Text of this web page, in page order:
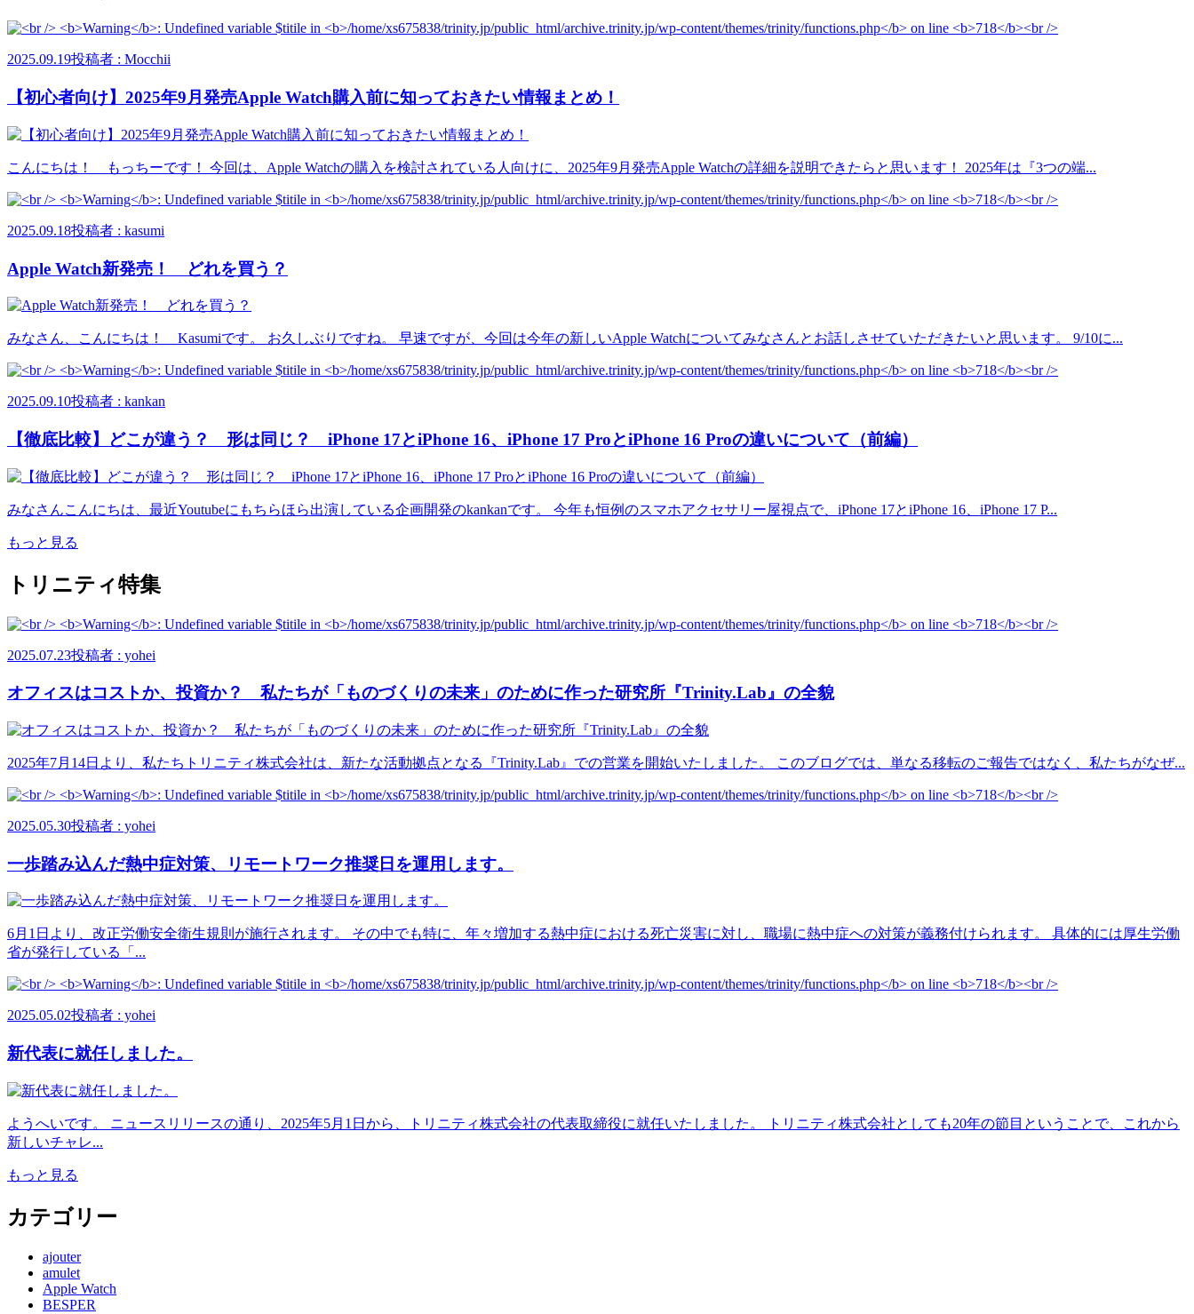
2025.09.19投稿者 : Mocchii
【初心者向け】2025年9月発売Apple Watch購入前に知っておきたい情報まとめ！
こんにちは！ もっちーです！ 今回は、Apple Watchの購入を検討されている人向けに、2025年9月発売Apple Watchの詳細を説明できたらと思います！ 2025年は『3つの端...
2025.09.18投稿者 : kasumi
Apple Watch新発売！ どれを買う？
みなさん、こんにちは！ Kasumiです。 お久しぶりですね。 早速ですが、今回は今年の新しいApple Watchについてみなさんとお話しさせていただきたいと思います。 9/10に...
2025.09.10投稿者 : kankan
【徹底比較】どこが違う？ 形は同じ？ iPhone 17とiPhone 16、iPhone 17 ProとiPhone 16 Proの違いについて（前編）
みなさんこんにちは、最近Youtubeにもちらほら出演している企画開発のkankanです。 今年も恒例のスマホアクセサリー屋視点で、iPhone 17とiPhone 16、iPhone 17 P...
もっと見る
トリニティ特集
2025.07.23投稿者 : yohei
オフィスはコストか、投資か？ 私たちが「ものづくりの未来」のために作った研究所『Trinity.Lab』の全貌
2025年7月14日より、私たちトリニティ株式会社は、新たな活動拠点となる『Trinity.Lab』での営業を開始いたしました。 このブログでは、単なる移転のご報告ではなく、私たちがなぜ...
2025.05.30投稿者 : yohei
一歩踏み込んだ熱中症対策、リモートワーク推奨日を運用します。
6月1日より、改正労働安全衛生規則が施行されます。 その中でも特に、年々増加する熱中症における死亡災害に対し、職場に熱中症への対策が義務付けられます。 具体的には厚生労働
省が発行している「...
2025.05.02投稿者 : yohei
新代表に就任しました。
ようへいです。 ニュースリリースの通り、2025年5月1日から、トリニティ株式会社の代表取締役に就任いたしました。 トリニティ株式会社としても20年の節目ということで、これから
新しいチャレ...
もっと見る
カテゴリー
ajouter
amulet
Apple Watch
BESPER